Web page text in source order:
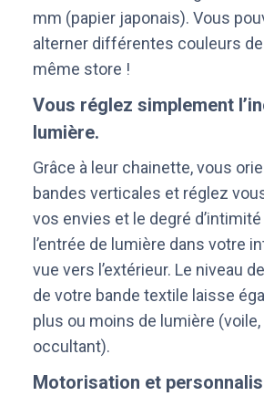
mm (papier japonais). Vous
alterner différentes couleurs
même store !
Vous réglez simplement
lumière.
Grâce à leur chainette, vous
bandes verticales et réglez
vos envies et le degré
l’entrée de lumière dans votre
vue vers l’extérieur. Le niveau
de votre bande textile laisse
plus ou moins de lumière
occultant).
Motorisation et